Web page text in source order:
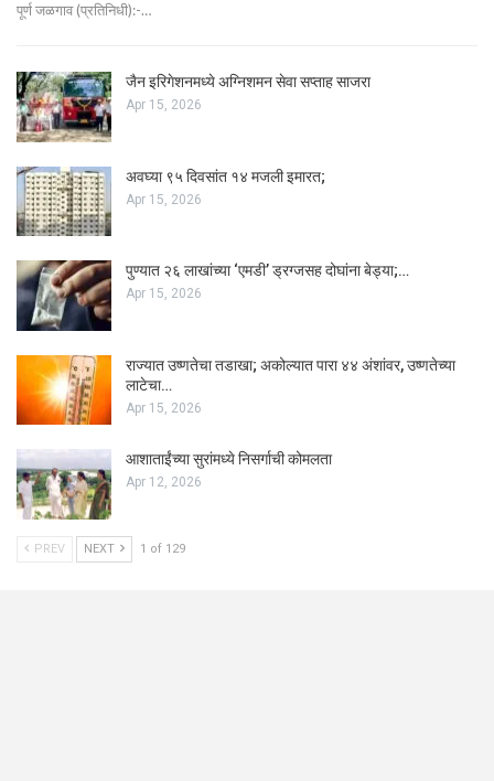
पूर्ण जळगाव (प्रतिनिधी):-…
जैन इरिगेशनमध्ये अग्निशमन सेवा सप्ताह साजरा
Apr 15, 2026
अवघ्या ९५ दिवसांत १४ मजली इमारत;
Apr 15, 2026
पुण्यात २६ लाखांच्या ‘एमडी’ ड्रग्जसह दोघांना बेड्या;…
Apr 15, 2026
राज्यात उष्णतेचा तडाखा; अकोल्यात पारा ४४ अंशांवर, उष्णतेच्या
लाटेचा…
Apr 15, 2026
आशाताईंच्या सुरांमध्ये निसर्गाची कोमलता
Apr 12, 2026
PREV NEXT 1 of 129